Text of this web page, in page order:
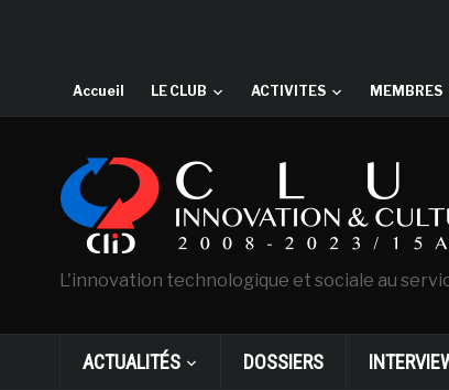
Accueil LE CLUB ACTIVITES MEMBRES
L'innovation technologique et sociale au
ACTUALITÉS DOSSIERS